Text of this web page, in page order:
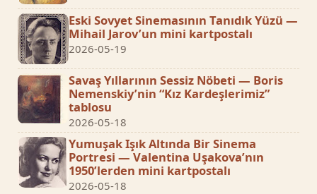
Eski Sovyet Sinemasının Tanıdık Yüzü —
Mihail Jarov’un mini kartpostalı
2026-05-19
Savaş Yıllarının Sessiz Nöbeti — Boris
Nemenskiy’nin “Kız Kardeşlerimiz”
tablosu
2026-05-18
Yumuşak Işık Altında Bir Sinema
Portresi — Valentina Uşakova’nın
1950’lerden mini kartpostalı
2026-05-18